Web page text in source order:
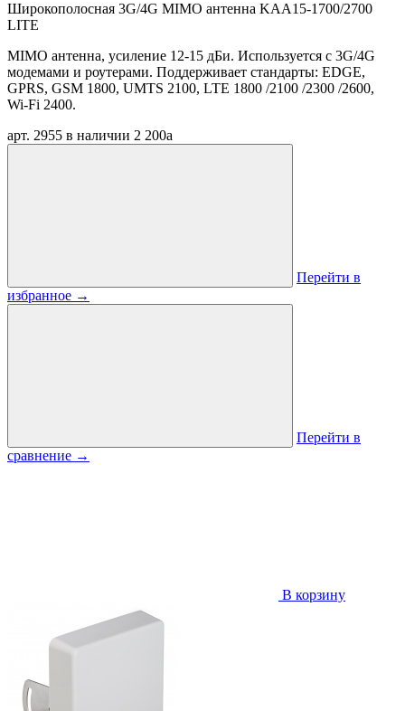
Широкополосная 3G/4G MIMO антенна KAA15-1700/2700
LITE
MIMO антенна, усиление 12-15 дБи. Используется с 3G/4G
модемами и роутерами. Поддерживает стандарты: EDGE,
GPRS, GSM 1800, UMTS 2100, LTE 1800 /2100 /2300 /2600,
Wi-Fi 2400.
арт. 2955 в наличии 2 200a
Перейти в
избранное →
Перейти в
сравнение →
В корзину